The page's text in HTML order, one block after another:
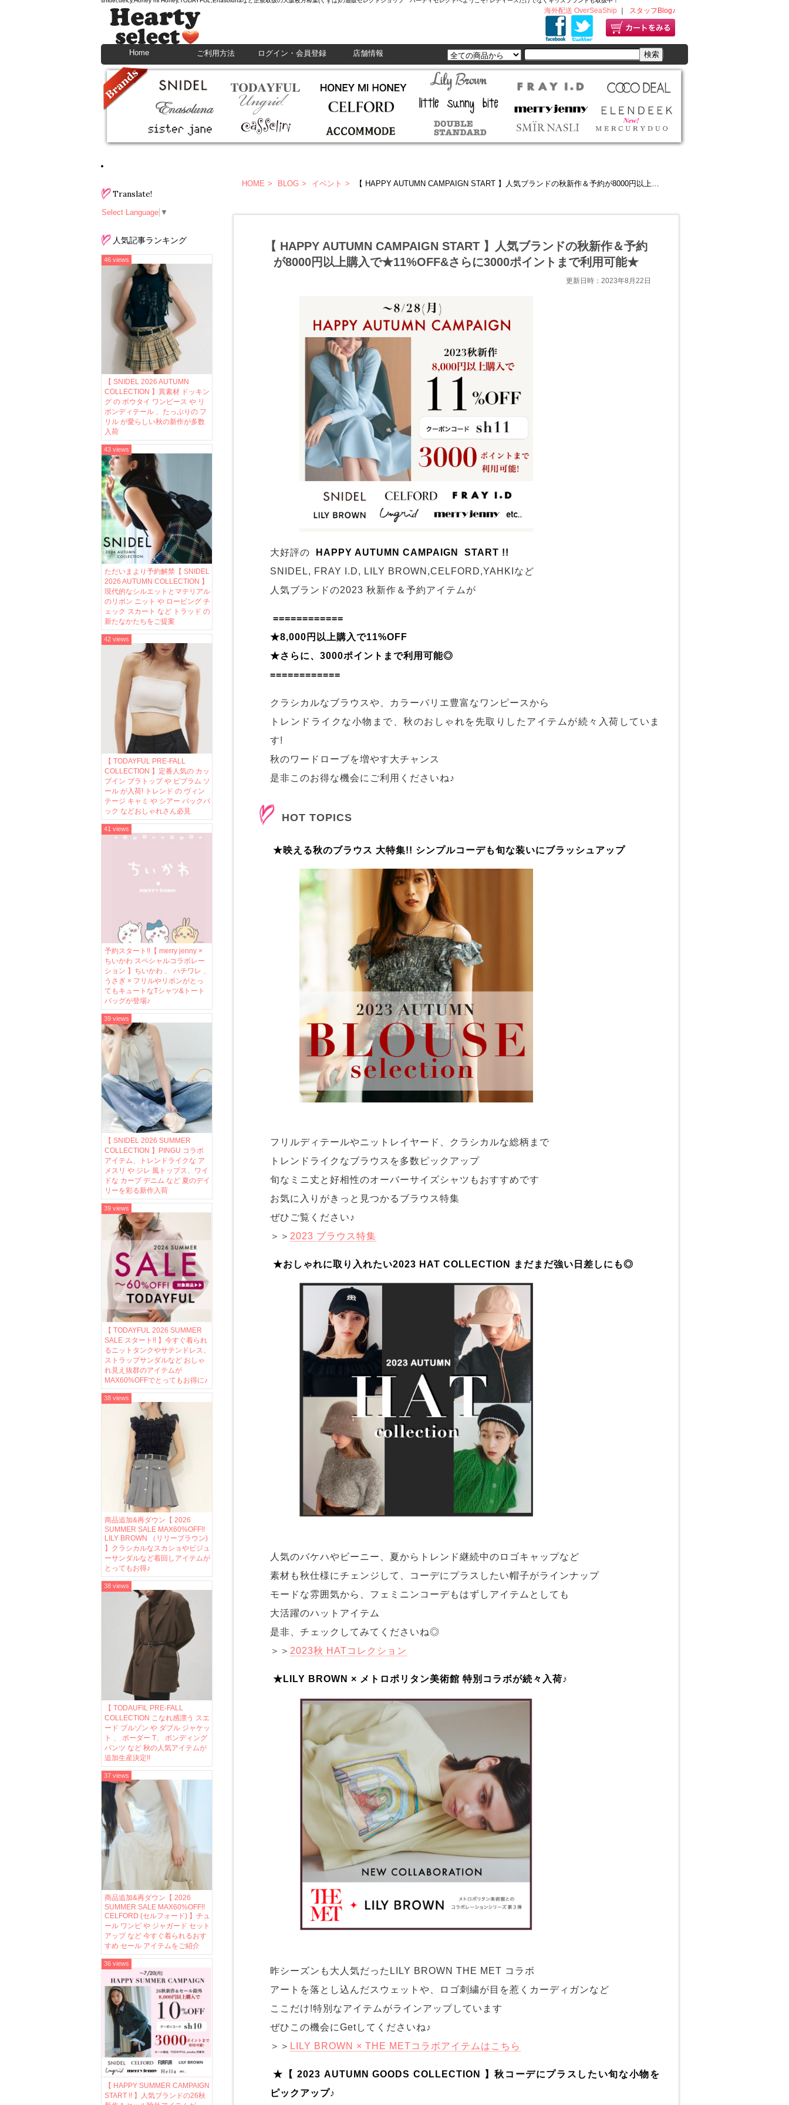
海外配送 OverSeaShip スタッフBlog♪
Home ご利用方法 ログイン・会員登録 店舗情報
Translate!
Select Language ▼
人気記事ランキング
【 SNIDEL 2026 AUTUMN
COLLECTION 】異素材 ドッキン
グ の ボウタイ ワンピース や リ
ボンディテール 、たっぷりの フ
リル が愛らしい秋の新作が多数
入荷
46 views
ただいまより予約解禁【 SNIDEL
2026 AUTUMN COLLECTION 】
現代的なシルエットとマテリアル
のリボン ニット や ロービング チ
ェック スカート など トラッド の
新たなかたちをご提案
43 views
【 TODAYFUL PRE-FALL
COLLECTION 】定番人気の カッ
プイン ブラトップ や ビブラム ソ
ール が入荷! トレンド の ヴィン
テージ キャミ や シアー バックパ
ック などおしゃれさん必見
42 views
予約スタート!!【 merry jenny ×
ちいかわ スペシャルコラボレー
ション 】ちいかわ 、 ハチワレ 、
うさぎ × フリルやリボンがとっ
てもキュートなTシャツ&トート
バッグが登場♪
41 views
【 SNIDEL 2026 SUMMER
COLLECTION 】PINGU コラボ
アイテム、トレンドライクな ア
メスリ や ジレ 風トップス、ワイ
ドな カーブ デニム など 夏のデイ
リーを彩る新作入荷
39 views
【 TODAYFUL 2026 SUMMER
SALE スタート!! 】今すぐ着られ
るニットタンクやサテンドレス、
ストラップサンダルなど おしゃ
れ見え抜群のアイテムが
MAX60%OFFでとってもお得に♪
39 views
商品追加&再ダウン【 2026
SUMMER SALE MAX60%OFF!!
LILY BROWN （リリーブラウン)
】クラシカルなスカショやビジュ
ーサンダルなど着回しアイテムが
とってもお得♪
38 views
【 TODAUFIL PRE-FALL
COLLECTION こなれ感漂う スエ
ード ブルゾン や ダブル ジャケッ
ト 、 ボーダー T、 ボンディング
パンツ など 秋の人気アイテムが
追加生産決定!!
38 views
商品追加&再ダウン【 2026
SUMMER SALE MAX60%OFF!!
CELFORD (セルフォード) 】チュ
ール ワンピ や ジャガード セット
アップ など 今すぐ着られるおす
すめ セール アイテムをご紹介
37 views
【 HAPPY SUMMER CAMPAIGN
START !! 】人気ブランドの26秋
36 views
HOME BLOG イベント 【 HAPPY AUTUMN CAMPAIGN START 】人気ブランドの秋新作＆予約が8000円以上購入で★11%OFF&さらに3000ポイントまで利用可能★
【 HAPPY AUTUMN CAMPAIGN START 】人気ブランドの秋新作＆予約
が8000円以上購入で★11%OFF&さらに3000ポイントまで利用可能★
更新日時：2023年8月22日
大好評の
HAPPY AUTUMN CAMPAIGN START !!
SNIDEL, FRAY I.D, LILY BROWN,CELFORD,YAHKIなど
人気ブランドの2023 秋新作＆予約アイテムが
============
★8,000円以上購入で11%OFF
★さらに、3000ポイントまで利用可能◎
============
クラシカルなブラウスや、カラーバリエ豊富なワンピースから
トレンドライクな小物まで、秋のおしゃれを先取りしたアイテムが続々入荷していま
す!
秋のワードローブを増やす大チャンス
是非このお得な機会にご利用くださいね♪
HOT TOPICS
★映える秋のブラウス 大特集!! シンプルコーデも旬な装いにブラッシュアップ
フリルディテールやニットレイヤード、クラシカルな総柄まで
トレンドライクなブラウスを多数ピックアップ
旬なミニ丈と好相性のオーバーサイズシャツもおすすめです
お気に入りがきっと見つかるブラウス特集
ぜひご覧ください♪
＞＞ 2023 ブラウス特集
★おしゃれに取り入れたい2023 HAT COLLECTION まだまだ強い日差しにも◎
人気のバケハやビーニー、夏からトレンド継続中のロゴキャップなど
素材も秋仕様にチェンジして、コーデにプラスしたい帽子がラインナップ
モードな雰囲気から、フェミニンコーデもはずしアイテムとしても
大活躍のハットアイテム
是非、チェックしてみてくださいね◎
＞＞ 2023秋 HATコレクション
★LILY BROWN × メトロポリタン美術館 特別コラボが続々入荷♪
昨シーズンも大人気だったLILY BROWN THE MET コラボ
アートを落とし込んだスウェットや、ロゴ刺繍が目を惹くカーディガンなど
ここだけ!特別なアイテムがラインアップしています
ぜひこの機会にGetしてくださいね♪
＞＞ LILY BROWN × THE METコラボアイテムはこちら
★【 2023 AUTUMN GOODS COLLECTION 】秋コーデにプラスしたい旬な小物を
ピックアップ♪